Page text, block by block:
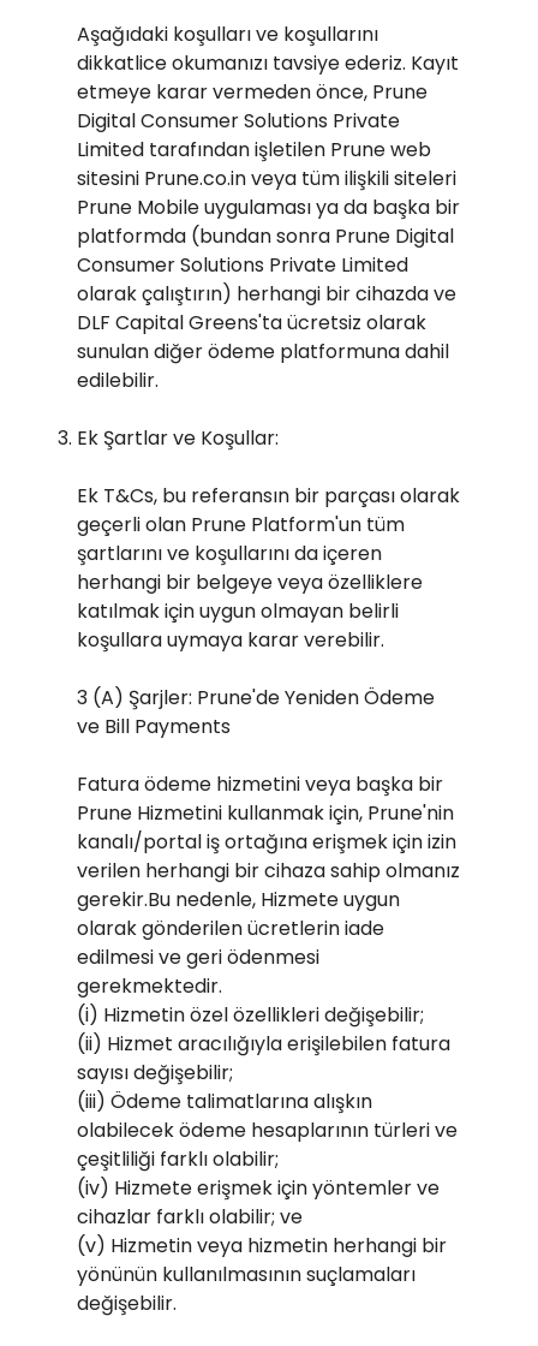
Aşağıdaki koşulları ve koşullarını
dikkatlice okumanızı tavsiye ederiz. Kayıt
etmeye karar vermeden önce, Prune
Digital Consumer Solutions Private
Limited tarafından işletilen Prune web
sitesini Prune.co.in veya tüm ilişkili siteleri
Prune Mobile uygulaması ya da başka bir
platformda (bundan sonra Prune Digital
Consumer Solutions Private Limited
olarak çalıştırın) herhangi bir cihazda ve
DLF Capital Greens'ta ücretsiz olarak
sunulan diğer ödeme platformuna dahil
edilebilir.
Ek Şartlar ve Koşullar:
Ek T&Cs, bu referansın bir parçası olarak
geçerli olan Prune Platform'un tüm
şartlarını ve koşullarını da içeren
herhangi bir belgeye veya özelliklere
katılmak için uygun olmayan belirli
koşullara uymaya karar verebilir.
3 (A) Şarjler: Prune'de Yeniden Ödeme
ve Bill Payments
Fatura ödeme hizmetini veya başka bir
Prune Hizmetini kullanmak için, Prune'nin
kanalı/portal iş ortağına erişmek için izin
verilen herhangi bir cihaza sahip olmanız
gerekir.Bu nedenle, Hizmete uygun
olarak gönderilen ücretlerin iade
edilmesi ve geri ödenmesi
gerekmektedir.
(i) Hizmetin özel özellikleri değişebilir;
(ii) Hizmet aracılığıyla erişilebilen fatura
sayısı değişebilir;
(iii) Ödeme talimatlarına alışkın
olabilecek ödeme hesaplarının türleri ve
çeşitliliği farklı olabilir;
(iv) Hizmete erişmek için yöntemler ve
cihazlar farklı olabilir; ve
(v) Hizmetin veya hizmetin herhangi bir
yönünün kullanılmasının suçlamaları
değişebilir.